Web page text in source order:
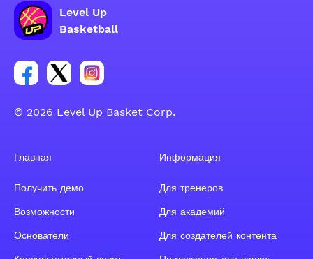
Level Up
Basketball
Ссылка на группу Facebook
Ссылка на группу Tweeter
Ссылка на группу Instagram
© 2026 Level Up Basket Corp.
Главная
Получить демо
Возможности
Основатели
Информация
Для тренеров
Для академий
Для создателей контента